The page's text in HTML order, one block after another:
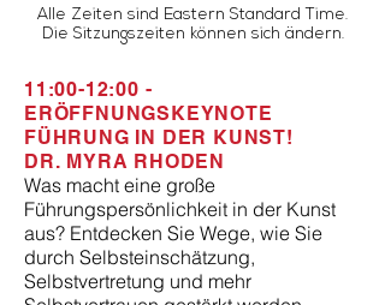
Alle Zeiten sind Eastern Standard Time.
Die Sitzungszeiten können sich ändern.
11:00-12:00 -
ERÖFFNUNGSKEYNOTE
FÜHRUNG IN DER KUNST!
DR. MYRA RHODEN
Was macht eine große
Führungspersönlichkeit in der Kunst
aus? Entdecken Sie Wege, wie Sie
durch Selbsteinschätzung,
Selbstvertretung und mehr